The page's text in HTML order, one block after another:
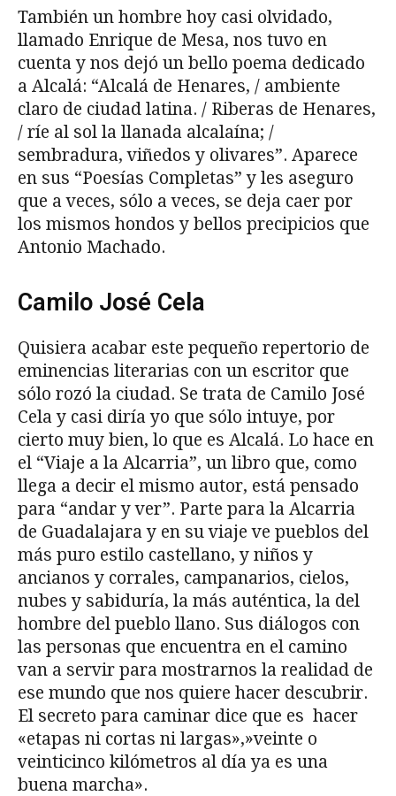
También un hombre hoy casi olvidado,
llamado Enrique de Mesa, nos tuvo en
cuenta y nos dejó un bello poema dedicado
a Alcalá: “Alcalá de Henares, / ambiente
claro de ciudad latina. / Riberas de Henares,
/ ríe al sol la llanada alcalaína; /
sembradura, viñedos y olivares”. Aparece
en sus “Poesías Completas” y les aseguro
que a veces, sólo a veces, se deja caer por
los mismos hondos y bellos precipicios que
Antonio Machado.
Camilo José Cela
Quisiera acabar este pequeño repertorio de
eminencias literarias con un escritor que
sólo rozó la ciudad. Se trata de Camilo José
Cela y casi diría yo que sólo intuye, por
cierto muy bien, lo que es Alcalá. Lo hace en
el “Viaje a la Alcarria”, un libro que, como
llega a decir el mismo autor, está pensado
para “andar y ver”. Parte para la Alcarria
de Guadalajara y en su viaje ve pueblos del
más puro estilo castellano, y niños y
ancianos y corrales, campanarios, cielos,
nubes y sabiduría, la más auténtica, la del
hombre del pueblo llano. Sus diálogos con
las personas que encuentra en el camino
van a servir para mostrarnos la realidad de
ese mundo que nos quiere hacer descubrir.
El secreto para caminar dice que es hacer
«etapas ni cortas ni largas»,»veinte o
veinticinco kilómetros al día ya es una
buena marcha».